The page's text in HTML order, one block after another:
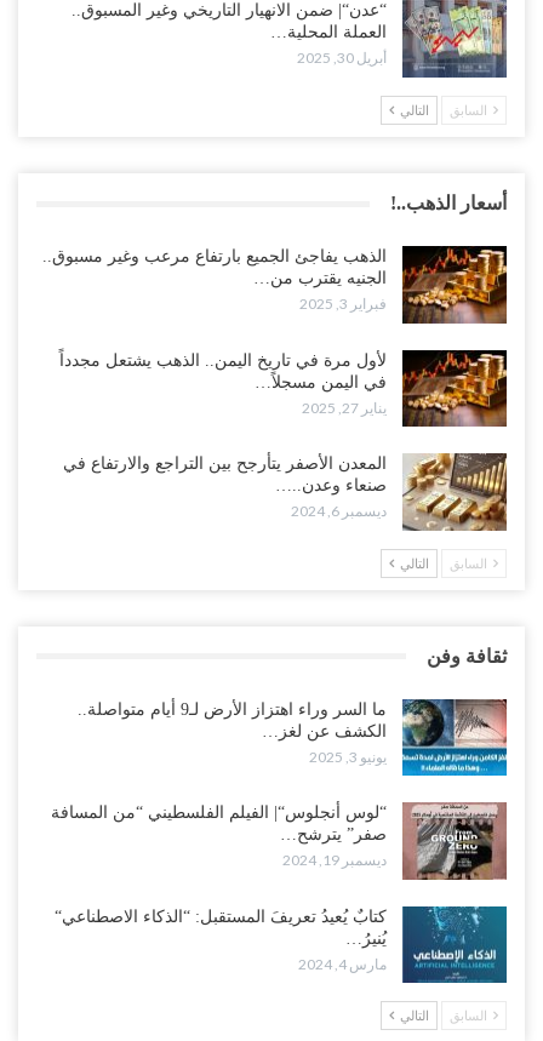
“عدن“| ضمن الانهيار التاريخي وغير المسبوق..
العملة المحلية…
أبريل 30, 2025
السابق التالي
أسعار الذهب..!
الذهب يفاجئ الجميع بارتفاع مرعب وغير مسبوق..
الجنيه يقترب من…
فبراير 3, 2025
لأول مرة في تاريخ اليمن.. الذهب يشتعل مجدداً
في اليمن مسجلاً…
يناير 27, 2025
المعدن الأصفر يتأرجح بين التراجع والارتفاع في
صنعاء وعدن..…
ديسمبر 6, 2024
السابق التالي
ثقافة وفن
ما السر وراء اهتزاز الأرض لـ9 أيام متواصلة..
الكشف عن لغز…
يونيو 3, 2025
“لوس أنجلوس“| الفيلم الفلسطيني “من المسافة
صفر” يترشح…
ديسمبر 19, 2024
كتابٌ يُعيدُ تعريفَ المستقبل: “الذكاء الاصطناعي“
يُنيرُ…
مارس 4, 2024
السابق التالي